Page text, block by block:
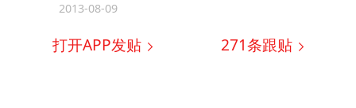
2013-08-09
打开APP发贴 271条跟贴